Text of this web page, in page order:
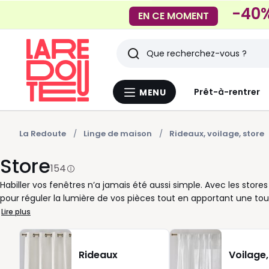
EN CE MOMENT
-
Menu
MENU Prêt-à-rentrer
Rechercher
Derniers
articles
vus
La Redoute Linge de maison Rideaux, voilage, store
Store154
Habiller vos fenêtres n’a jamais été aussi simple. Avec les
pour réguler la lumière de vos pièces tout en apportant une
classique, ils s’adaptent facilement à vos envies et à vos
l’installer sur mesure pour qu’il s’ajuste parfaitement à vos
enrouleur, lui, se distingue par sa simplicité d’utilisation.
tamisante ou occultant, selon que vous souhaitiez préserver
Lire plus
Rideaux